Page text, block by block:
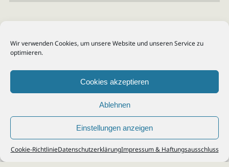
Wir verwenden Cookies, um unsere Website und unseren Service zu
optimieren.
Cookies akzeptieren
Ablehnen
Einstellungen anzeigen
Cookie-RichtlinieDatenschutzerklärungImpressum & Haftungsausschluss
© 2026Steuerberater Kempf, Köln - Steuerberatung Poll, Porz, Deutz, Mülheim,